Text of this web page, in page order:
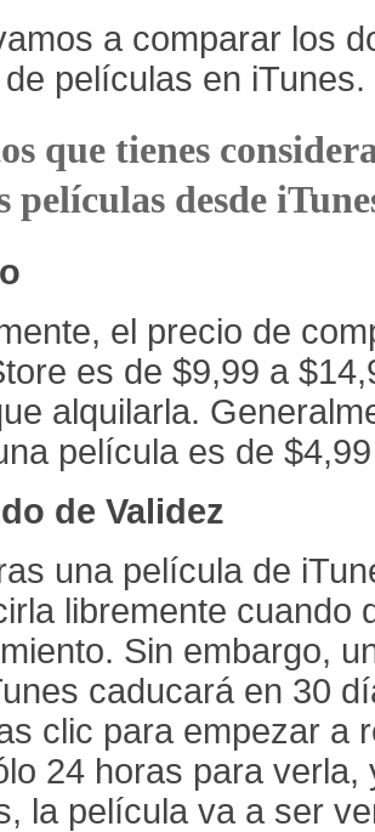
a comparar los
películas en iTunes.
que tienes
películas desde
el precio de
es de $9,99 a
alquilarla.
película es de
de Validez
una película de
libremente cuando
Sin embargo,
caducará en 30
clic para empezar a
24 horas para verla,
la película va a ser